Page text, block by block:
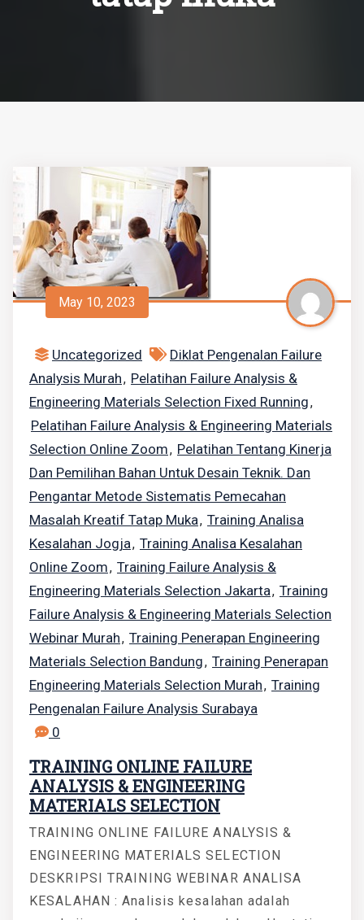
May 10, 2023
Uncategorized
Diklat Pengenalan Failure
Analysis Murah, Pelatihan Failure Analysis &
Engineering Materials Selection Fixed Running,
Pelatihan Failure Analysis & Engineering Materials
Selection Online Zoom, Pelatihan Tentang Kinerja
Dan Pemilihan Bahan Untuk Desain Teknik. Dan
Pengantar Metode Sistematis Pemecahan
Masalah Kreatif Tatap Muka, Training Analisa
Kesalahan Jogja, Training Analisa Kesalahan
Online Zoom, Training Failure Analysis &
Engineering Materials Selection Jakarta, Training
Failure Analysis & Engineering Materials Selection
Webinar Murah, Training Penerapan Engineering
Materials Selection Bandung, Training Penerapan
Engineering Materials Selection Murah, Training
Pengenalan Failure Analysis Surabaya
0
TRAINING ONLINE FAILURE
ANALYSIS & ENGINEERING
MATERIALS SELECTION
TRAINING ONLINE FAILURE ANALYSIS &
ENGINEERING MATERIALS SELECTION
DESKRIPSI TRAINING WEBINAR ANALISA
KESALAHAN : Analisis kesalahan adalah